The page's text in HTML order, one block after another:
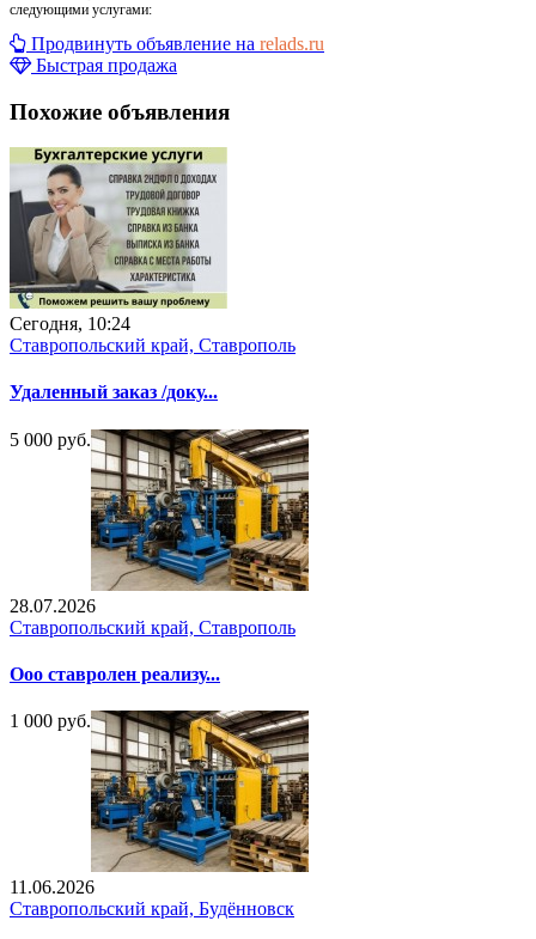
следующими услугами:
Продвинуть объявление на relads.ru
Быстрая продажа
Похожие объявления
Сегодня, 10:24
Ставропольский край, Ставрополь
Удаленный заказ /доку...
5 000 руб.
28.07.2026
Ставропольский край, Ставрополь
Ооо ставролен реализу...
1 000 руб.
11.06.2026
Ставропольский край, Будённовск